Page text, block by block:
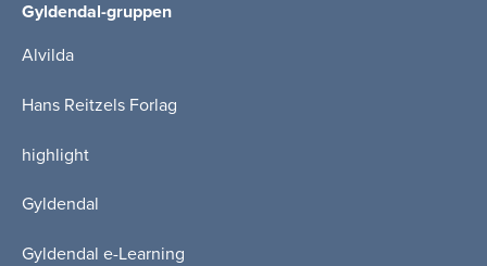
Gyldendal-gruppen
Alvilda
Hans Reitzels Forlag
highlight
Gyldendal
Gyldendal e-Learning